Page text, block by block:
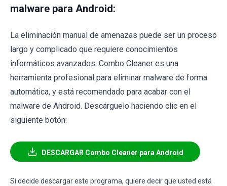
malware para Android:
La eliminación manual de amenazas puede ser un proceso
largo y complicado que requiere conocimientos
informáticos avanzados. Combo Cleaner es una
herramienta profesional para eliminar malware de forma
automática, y está recomendado para acabar con el
malware de Android. Descárguelo haciendo clic en el
siguiente botón:
DESCARGAR Combo Cleaner para Android
Si decide descargar este programa, quiere decir que usted está